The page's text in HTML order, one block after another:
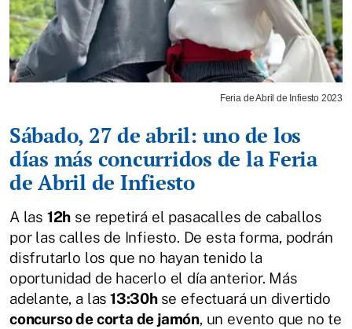
Feria de Abril de Infiesto 2023
Sábado, 27 de abril: uno de los
días más concurridos de la Feria
de Abril de Infiesto
A las 12h se repetirá el pasacalles de caballos
por las calles de Infiesto. De esta forma, podrán
disfrutarlo los que no hayan tenido la
oportunidad de hacerlo el día anterior. Más
adelante, a las 13:30h se efectuará un divertido
concurso de corta de jamón, un evento que no te